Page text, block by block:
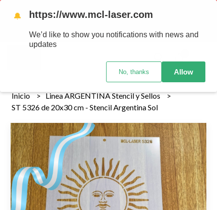
Tenemos envios a todo el pais!........ Los envios Por MENOR se
realizan 48 hs habiles porteriores al pago , los pedidos por
MAYOR se envian 7 dias posteriores al pago del pedido
Inicio
Linea ARGENTINA Stencil y Sellos
ST 5326 de 20x30 cm - Stencil Argentina Sol
🔔 https://www.mcl-laser.com
We’d like to show you notifications with news and
updates
No, thanks Allow